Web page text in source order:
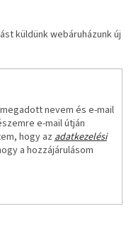
küldünk webáruházunk új
nevem és e-mail
e-mail útján
hogy azadatkezelési
a hozzájárulásom